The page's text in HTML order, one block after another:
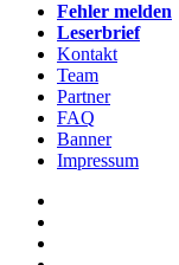
Fehler melden
Leserbrief
Kontakt
Team
Partner
FAQ
Banner
Impressum